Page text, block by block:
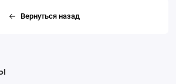
Вернуться назад